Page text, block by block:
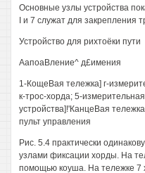
Основные узлы устройства
I и 7 служат для
Устройство для рихтоёки пути
АапоаВление^ д£имения
1-КощеВая тележка] г-
к-трос-хорда; 5-
устройства]!'КанцеВая
пульт управления
Рис. 5.4 практически
узлами фиксации хорды. На
помощью коуша. На тележке 7